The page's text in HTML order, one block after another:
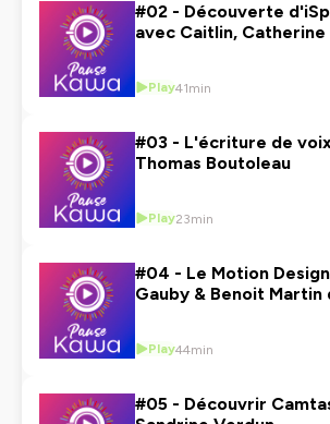
#02 - Découverte
avec Caitlin,
Play41min
#03 - L'écriture de
Thomas Boutoleau
Play23min
#04 - Le Motion
Gauby & Benoit Martin
Play44min
#05 - Découvrir